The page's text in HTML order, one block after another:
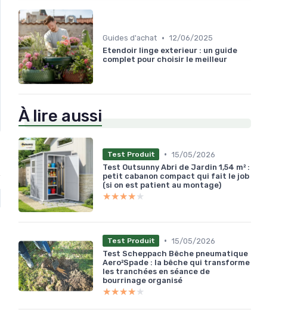
Guides d'achat • 12/06/2025
Etendoir linge exterieur : un guide
complet pour choisir le meilleur
À lire aussi
Test Produit • 15/05/2026
Test Outsunny Abri de Jardin 1,54 m² :
petit cabanon compact qui fait le job
(si on est patient au montage)
★★★★★
★★★★★
Test Produit • 15/05/2026
Test Scheppach Bêche pneumatique
Aero²Spade : la bêche qui transforme
les tranchées en séance de
bourrinage organisé
★★★★★
★★★★★